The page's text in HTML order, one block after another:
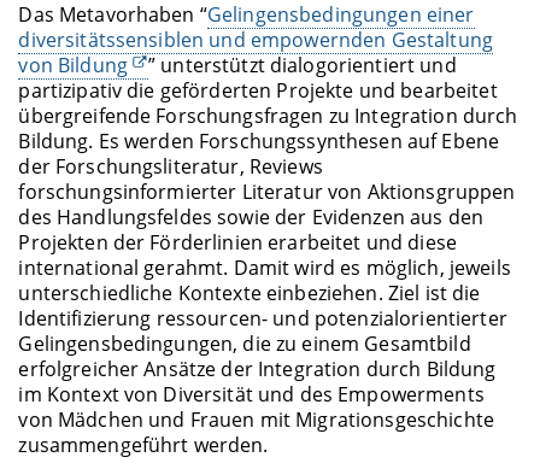
Das Metavorhaben “Gelingensbedingungen einer
diversitätssensiblen und empowernden Gestaltung
von Bildung
” unterstützt dialogorientiert und
partizipativ die geförderten Projekte und bearbeitet
übergreifende Forschungsfragen zu Integration durch
Bildung. Es werden Forschungssynthesen auf Ebene
der Forschungsliteratur, Reviews
forschungsinformierter Literatur von Aktionsgruppen
des Handlungsfeldes sowie der Evidenzen aus den
Projekten der Förderlinien erarbeitet und diese
international gerahmt. Damit wird es möglich, jeweils
unterschiedliche Kontexte einbeziehen. Ziel ist die
Identifizierung ressourcen- und potenzialorientierter
Gelingensbedingungen, die zu einem Gesamtbild
erfolgreicher Ansätze der Integration durch Bildung
im Kontext von Diversität und des Empowerments
von Mädchen und Frauen mit Migrationsgeschichte
zusammengeführt werden.